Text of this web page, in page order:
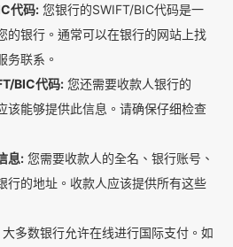
代码: 您银行的SWIFT/BIC代码是一
的银行。通常可以在银行的网站上找
务联系。
BIC代码: 您还需要收款人银行的
该能够提供此信息。请确保仔细检查
息: 您需要收款人的全名、银行账号、
行的地址。收款人应该提供所有这些
大多数银行允许在线进行国际支付。如